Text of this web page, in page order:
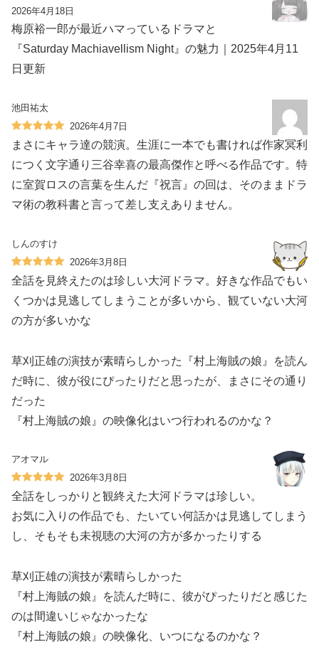
2026年4月18日
梅原裕一郎が最近ハマっているドラマと
『Saturday Machiavellism Night』の魅力｜2025年4月11
日更新
池田祐太
2026年4月7日
まさにキャラ達の競演。生涯に一本でも書ければ作家冥利
につく文字通り三谷幸喜の最高傑作と呼べる作品です。特
に室賀ロスの言葉を生んだ『祝言』の回は、そのままドラ
マ術の教科書と言って差し支えありません。
しんのすけ
2026年3月8日
全話を見終えたのは珍しい大河ドラマ。好きな作品でもい
くつかは見逃してしまうことが多いから、観ていない大河
の方が多いかな
草刈正雄の演技が素晴らしかった『村上海賊の娘』を読ん
だ時に、彼が役にぴったりだと思ったが、まさにその通り
だった
『村上海賊の娘』の映像化はいつ行われるのかな？
アオマル
2026年3月8日
全話をしっかりと観終えた大河ドラマは珍しい。
お気に入りの作品でも、たいてい何話かは見逃してしまう
し、そもそも未視聴の大河の方が多かったりする
草刈正雄の演技が素晴らしかった
『村上海賊の娘』を読んだ時に、彼がぴったりだと感じた
のは間違いじゃなかったな
『村上海賊の娘』の映像化、いつになるのかな？